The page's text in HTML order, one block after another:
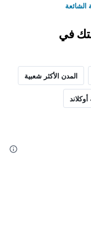
في
المدن الأكثر شعبية